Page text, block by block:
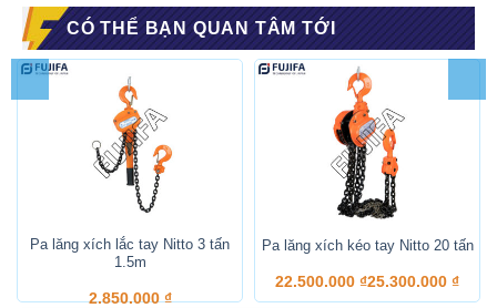
CÓ THỂ BẠN QUAN TÂM TỚI
Pa lăng xích lắc tay Nitto 3 tấn
1.5m
2.850.000₫
Pa lăng xích kéo tay Nitto 20 tấn
22.500.000 ₫25.300.000 ₫